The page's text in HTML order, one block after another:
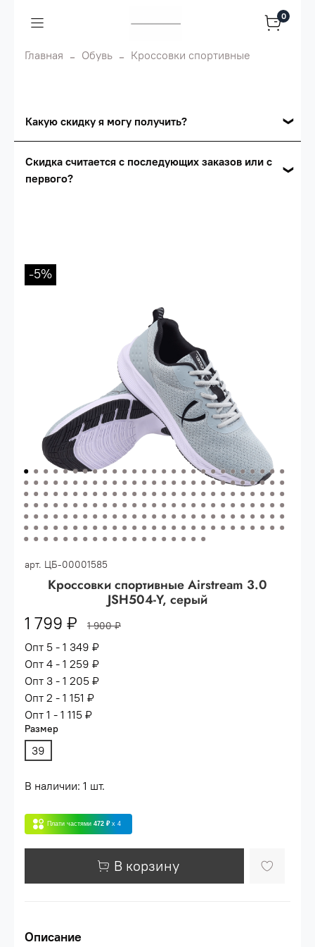
0
Главная Обувь Кроссовки спортивные
Какую скидку я могу получить?
Сумма скидки зависит от стоимости вашего
Опт 4
30.000 рублей.
- сумма всех заказов за 6 месяцев
80.000 рублей
- сумма всех заказов за 6 месяцев
200.000 рублей.
Опт 1(38%) -сумма всех заказов за 6 месяцев -
400.000 рублей.
Скидка считается с последующих заказов или с
первого?
-5%
арт. ЦБ-00001585
Кроссовки спортивные Airstream 3.0
JSH504-Y, серый
1 799 ₽ 1 900 ₽
Опт 5 - 1 349 ₽
Опт 4 - 1 259 ₽
Опт 3 - 1 205 ₽
Опт 2 - 1 151 ₽
Опт 1 - 1 115 ₽
Размер
39
В наличии: 1 шт.
Плати частями 472 ₽ x 4
В корзину
Описание